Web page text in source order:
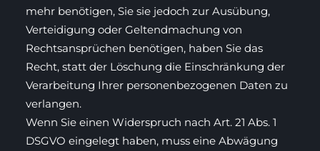
mehr benötigen, Sie sie jedoch zur Ausübung,
Verteidigung oder Geltendmachung von
Rechtsansprüchen benötigen, haben Sie das
Recht, statt der Löschung die Einschränkung der
Verarbeitung Ihrer personenbezogenen Daten zu
verlangen.
Wenn Sie einen Widerspruch nach Art. 21 Abs. 1
DSGVO eingelegt haben, muss eine Abwägung